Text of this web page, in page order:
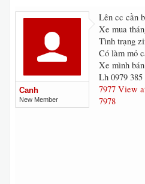
Canh
New Member
Lên cc cần
Xe mua
Tình trạng
Có làm mỏ
Xe mình
Lh 0979
7977 View
7978